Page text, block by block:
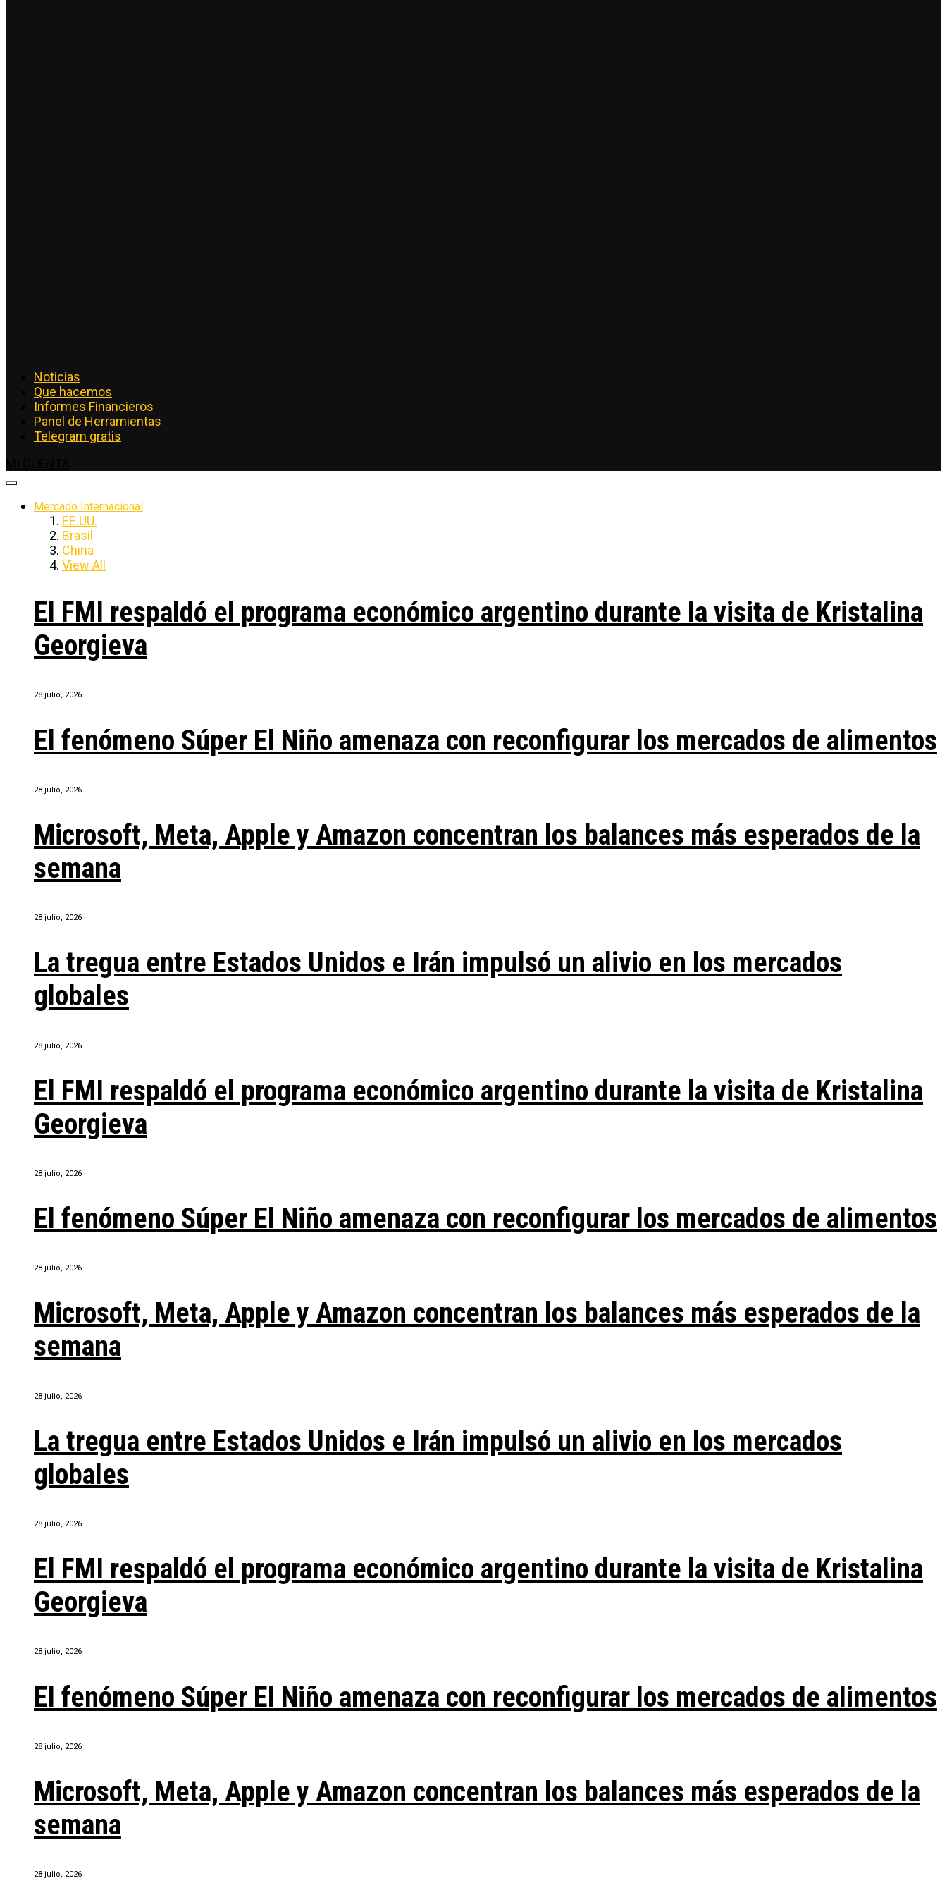
Noticias
Que hacemos
Informes Financieros
Panel de Herramientas
Telegram gratis
Mercado Internacional
EE.UU.
Brasil
China
View All
El FMI respaldó el programa económico argentino durante la visita de Kristalina
Georgieva
28 julio, 2026
El fenómeno Súper El Niño amenaza con reconfigurar los mercados de alimentos
28 julio, 2026
Microsoft, Meta, Apple y Amazon concentran los balances más esperados de la
semana
28 julio, 2026
La tregua entre Estados Unidos e Irán impulsó un alivio en los mercados
globales
28 julio, 2026
El FMI respaldó el programa económico argentino durante la visita de Kristalina
Georgieva
28 julio, 2026
El fenómeno Súper El Niño amenaza con reconfigurar los mercados de alimentos
28 julio, 2026
Microsoft, Meta, Apple y Amazon concentran los balances más esperados de la
semana
28 julio, 2026
La tregua entre Estados Unidos e Irán impulsó un alivio en los mercados
globales
28 julio, 2026
El FMI respaldó el programa económico argentino durante la visita de Kristalina
Georgieva
28 julio, 2026
El fenómeno Súper El Niño amenaza con reconfigurar los mercados de alimentos
28 julio, 2026
Microsoft, Meta, Apple y Amazon concentran los balances más esperados de la
semana
28 julio, 2026